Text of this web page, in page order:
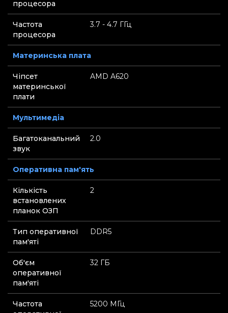
процесора
Частота
процесора
3.7 - 4.7 ГГц
Материнська плата
Чіпсет
материнської
плати
AMD A620
Мультимедіа
Багатоканальний
звук
2.0
Оперативна пам'ять
Кількість
встановлених
планок ОЗП
2
Тип оперативної
пам'яті
DDR5
Об'єм
оперативної
пам'яті
32 ГБ
Частота
5200 МГц